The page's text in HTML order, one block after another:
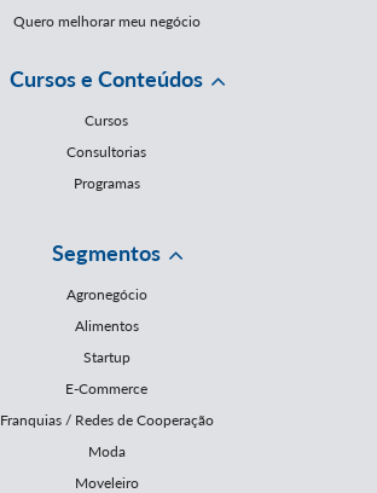
Quero melhorar meu negócio
Cursos e Conteúdos
Cursos
Consultorias
Programas
Segmentos
Agronegócio
Alimentos
Startup
E-Commerce
Franquias / Redes de Cooperação
Moda
Moveleiro